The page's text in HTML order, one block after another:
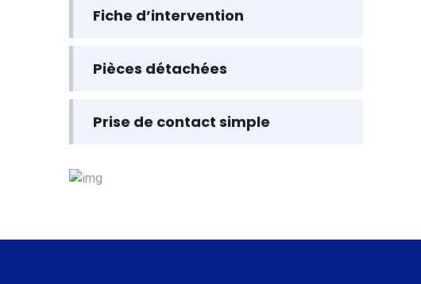
Fiche d’intervention
Pièces détachées
Prise de contact simple